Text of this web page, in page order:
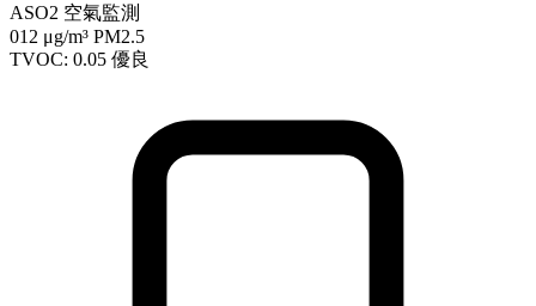
ASO2 空氣監測
012 μg/m³ PM2.5
TVOC: 0.05 優良